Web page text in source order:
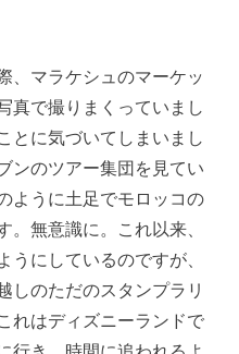
、マラケシュのマーケッ
真で撮りまくっていまし
とに気づいてしまいまし
ンのツアー集団を見てい
ように土足でモロッコの
。無意識に。これ以来、
うにしているのですが、
しのただのスタンプラリ
れはディズニーランドで